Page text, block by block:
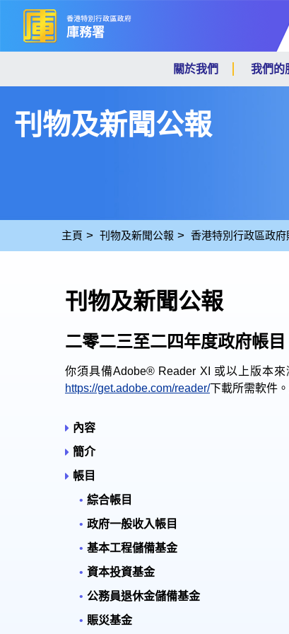
關於我們 我們的
刊物及新聞公報
主頁 刊物及新聞公報 香港特別行政區政府
刊物及新聞公報
二零二三至二四年度政府帳目
你須具備Adobe® Reader XI 或以上版本
https://get.adobe.com/reader/ 下載所需軟件
內容
簡介
帳目
綜合帳目
政府一般收入帳目
基本工程儲備基金
資本投資基金
公務員退休金儲備基金
賑災基金